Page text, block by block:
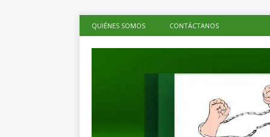
QUIÉNES SOMOS CONTÁCTANOS